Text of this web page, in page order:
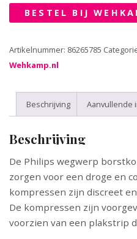
BESTEL BIJ
Artikelnummer: 86265785
Wehkamp.nl
Beschrijving Aanvullende
Beschrijving
De Philips wegwerp
zorgen voor een droge en
kompressen zijn discreet
De kompressen zijn
voorzien van een plakstrip